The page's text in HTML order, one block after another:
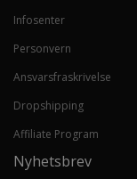
Infosenter
Personvern
Ansvarsfraskrivelse
Dropshipping
Affiliate Program
Nyhetsbrev